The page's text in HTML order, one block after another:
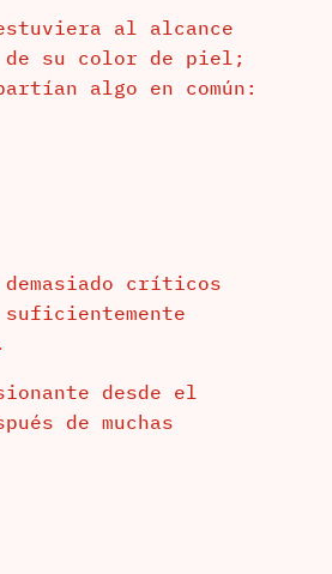
al alcance
de su color de piel;
algo en común:
demasiado críticos
desde el
de muchas